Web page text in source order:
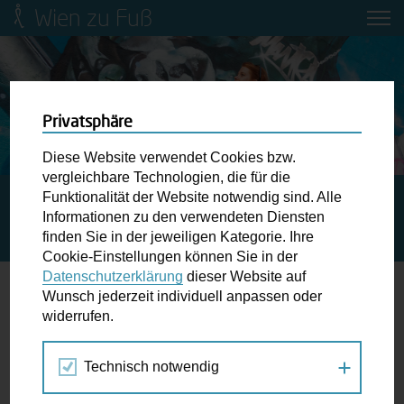
Wien zu Fuß
Mobilitätsbildung für Kinder und
Jugendliche
Ringstraße-Neugestaltung
Wiener Fußwegekarte
Newsletter abonnieren
Wunschbox
der Ampel ...
STARTSEITE
SPAZIERGANG KALENDER
GESCHICHTLICHKEITSSPIELE – DEN STADTPARK SPIELEND
ENTDECKEN
07.
AUG
2020
Privatsphäre
Diese Website verwendet Cookies bzw.
vergleichbare Technologien, die für die
Funktionalität der Website notwendig sind. Alle
Informationen zu den verwendeten Diensten
finden Sie in der jeweiligen Kategorie. Ihre
Cookie-Einstellungen können Sie in der
Datenschutzerklärung dieser Website auf
Wunsch jederzeit individuell anpassen oder
widerrufen.
Technisch notwendig